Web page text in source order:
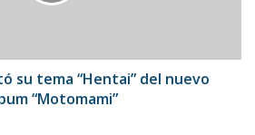
su tema “Hentai” del nuevo
“Motomami”